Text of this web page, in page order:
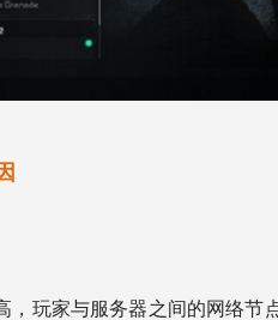
，玩家与服务器之间的网络